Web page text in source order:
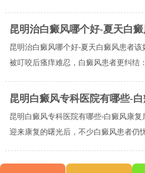
昆明治白癜风哪个好-夏天白
昆明治白癜风哪个好-夏天白癜风患者该
被叮咬后瘙痒难忍，白癜风患者更纠结：
昆明白癜风专科医院有哪些-
昆明白癜风专科医院有哪些-白癜风康
迎来康复的曙光后，不少白癜风患者仍忧